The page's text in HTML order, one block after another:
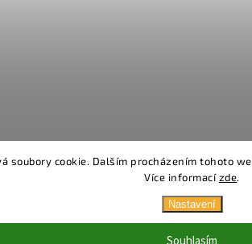
soubory cookie. Dalším procházením tohoto
Více informacízde.
Nastavení